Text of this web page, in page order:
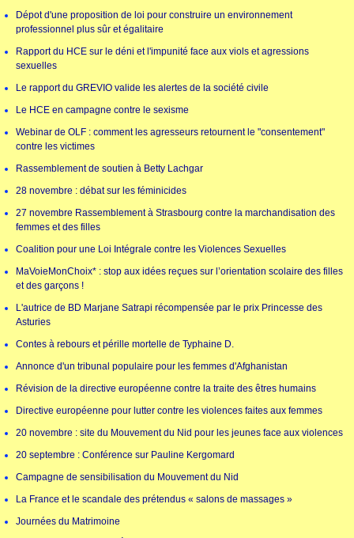
Dépot d'une proposition de loi pour construire un environnement
professionnel plus sûr et égalitaire
Rapport du HCE sur le déni et l'impunité face aux viols et agressions
sexuelles
Le rapport du GREVIO valide les alertes de la société civile
Le HCE en campagne contre le sexisme
Webinar de OLF : comment les agresseurs retournent le "consentement"
contre les victimes
Rassemblement de soutien à Betty Lachgar
28 novembre : débat sur les féminicides
27 novembre Rassemblement à Strasbourg contre la marchandisation des
femmes et des filles
Coalition pour une Loi Intégrale contre les Violences Sexuelles
MaVoieMonChoix* : stop aux idées reçues sur l’orientation scolaire des filles
et des garçons !
L'autrice de BD Marjane Satrapi récompensée par le prix Princesse des
Asturies
Contes à rebours et pérille mortelle de Typhaine D.
Annonce d'un tribunal populaire pour les femmes d'Afghanistan
Révision de la directive européenne contre la traite des êtres humains
Directive européenne pour lutter contre les violences faites aux femmes
20 novembre : site du Mouvement du Nid pour les jeunes face aux violences
20 septembre : Conférence sur Pauline Kergomard
Campagne de sensibilisation du Mouvement du Nid
La France et le scandale des prétendus « salons de massages »
Journées du Matrimoine